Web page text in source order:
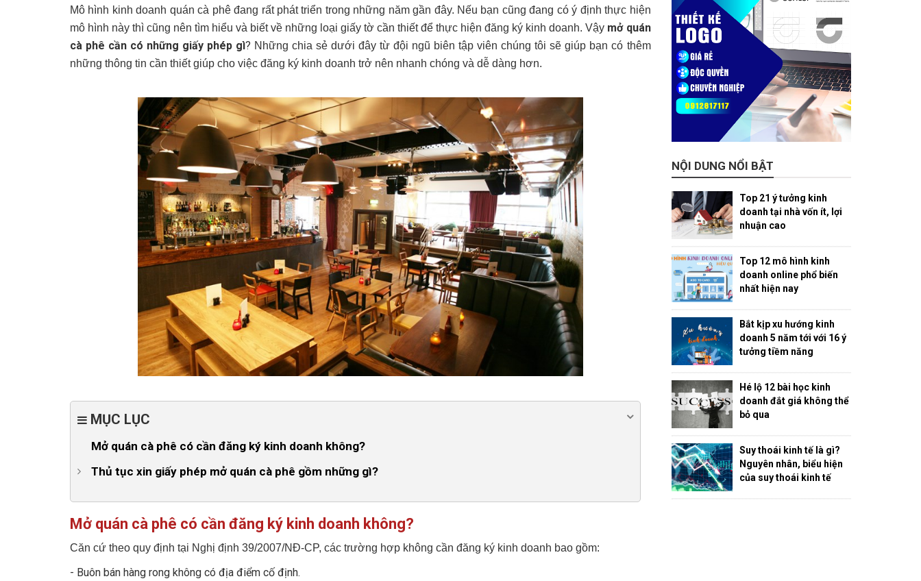
Mô hình kinh doanh quán cà phê đang rất phát triển trong những năm gần đây. Nếu bạn cũng đang có ý định thực hiện
mô hình này thì cũng nên tìm hiểu và biết về những loại giấy tờ cần thiết để thực hiện đăng ký kinh doanh. Vậy mở quán
cà phê cần có những giấy phép gì? Những chia sẻ dưới đây từ đội ngũ biên tập viên chúng tôi sẽ giúp bạn có thêm
những thông tin cần thiết giúp cho việc đăng ký kinh doanh trở nên nhanh chóng và dễ dàng hơn.
MỤC LỤC
Mở quán cà phê có cần đăng ký kinh doanh không?
Thủ tục xin giấy phép mở quán cà phê gồm những gì?
2. Giấy phép đăng ký kinh doanh
3. Chứng nhận vệ sinh an toàn thực phẩm
Mở quán cà phê có cần đăng ký kinh doanh không?
Căn cứ theo quy định tại Nghị định 39/2007/NĐ-CP, các trường hợp không cần đăng ký kinh doanh bao gồm:
- Buôn bán hàng rong không có địa điểm cố định.
NỘI DUNG NỔI BẬT
Top 21 ý tưởng kinh
doanh tại nhà vốn ít, lợi
nhuận cao
Top 12 mô hình kinh
doanh online phổ biến
nhất hiện nay
Bắt kịp xu hướng kinh
doanh 5 năm tới với 16 ý
tưởng tiềm năng
Hé lộ 12 bài học kinh
doanh đắt giá không thể
bỏ qua
Suy thoái kinh tế là gì?
Nguyên nhân, biểu hiện
của suy thoái kinh tế